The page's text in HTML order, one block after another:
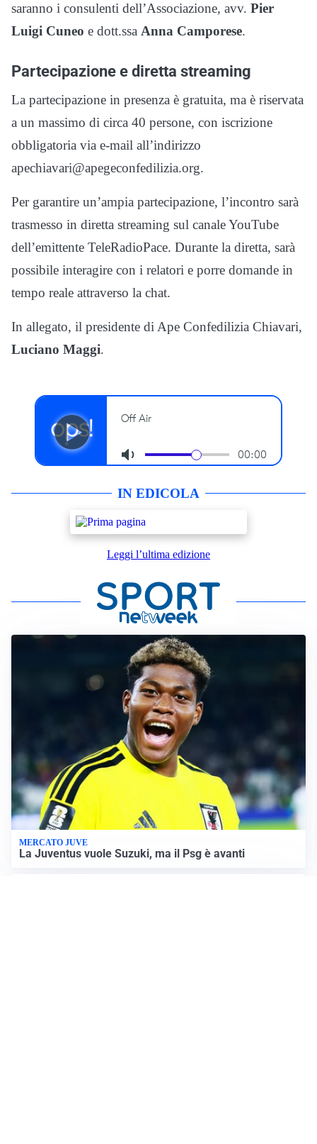
saranno i consulenti dell’Associazione, avv. Pier
Luigi Cuneo e dott.ssa Anna Camporese.
Partecipazione e diretta streaming
La partecipazione in presenza è gratuita, ma è riservata
a un massimo di circa 40 persone, con iscrizione
obbligatoria via e-mail all’indirizzo
apechiavari@apegeconfedilizia.org.
Per garantire un’ampia partecipazione, l’incontro sarà
trasmesso in diretta streaming sul canale YouTube
dell’emittente TeleRadioPace. Durante la diretta, sarà
possibile interagire con i relatori e porre domande in
tempo reale attraverso la chat.
In allegato, il presidente di Ape Confedilizia Chiavari,
Luciano Maggi.
IN EDICOLA
Leggi l’ultima edizione
MERCATO JUVE
La Juventus vuole Suzuki, ma il Psg è avanti